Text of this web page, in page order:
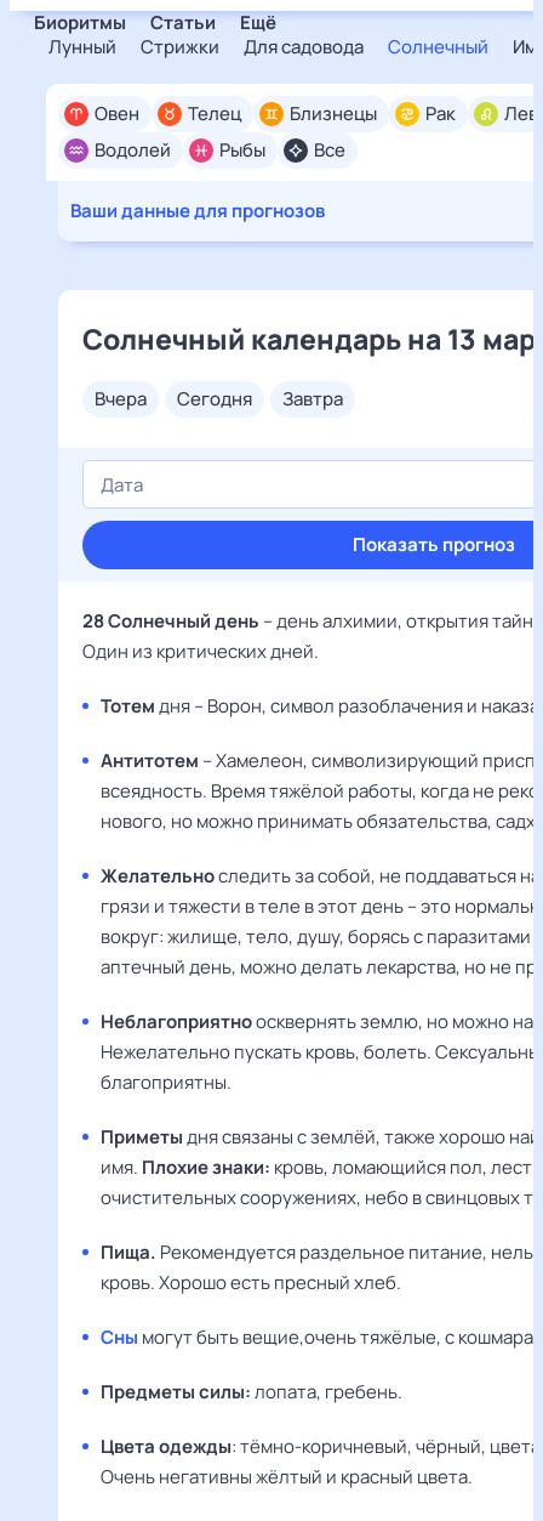
Биоритмы
Статьи
Ещё
Лунный
Стрижки Для садовода Солнечный
Все
Овен Телец Близнецы Рак
Лев
Водолей
Рыбы
Ваши данные для прогнозов
Солнечный календарь на 13
вчера сегодня завтра
Показать прогноз
28 Солнечный день – день алхимии, открытия
Один из критических дней.
Тотемдня – Ворон, символ разоблачения и
Антитотем – Хамелеон, символизирующий
всеядность. Время тяжёлой работы, когда не
нового, но можно принимать обязательства,
Желательноследить за собой, не поддаваться
грязи и тяжести в теле в этот день – это
вокруг: жилище, тело, душу, борясь с паразитами
аптечный день, можно делать лекарства, но не
Неблагоприятноосквернять землю, но можно на
Нежелательно пускать кровь, болеть.
благоприятны.
Приметыдня связаны с землёй, также хорошо
имя. Плохие знаки: кровь, ломающийся пол,
очистительных сооружениях, небо в свинцовых
Пища. Рекомендуется раздельное питание,
кровь. Хорошо есть пресный хлеб.
Сны могут быть вещие,очень тяжёлые, с
Предметы силы:лопата, гребень.
Цвета одежды: тёмно-коричневый, чёрный,
Очень негативны жёлтый и красный цвета.